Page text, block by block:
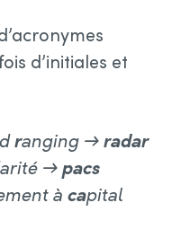
d’initiales et
ranging →radar
→pacs
à capital